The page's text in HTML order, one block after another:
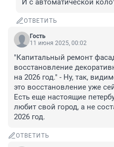
И с автоматической
ОТВЕТИТЬ
Гость
11 июня 2025, 00:02
"Капитальный ремонт
восстановление
на 2026 год." - Ну, так,
это восстановление уже
Есть еще настоящие
любит свой город, а не
2026 год.
ОТВЕТИТЬ